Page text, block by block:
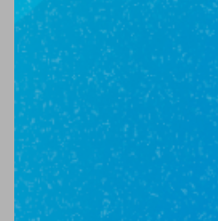
2 700 000₽
1-комн 22.4 м² 4 этаж
г Балашиха, ул Крупешина, д 1